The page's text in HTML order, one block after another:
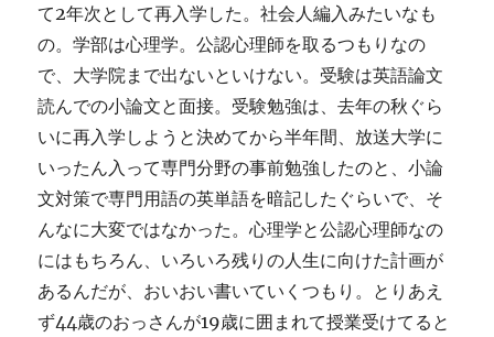
て2年次として再入学した。社会人編入みたいなも
の。学部は心理学。公認心理師を取るつもりなの
で、大学院まで出ないといけない。受験は英語論文
読んでの小論文と面接。受験勉強は、去年の秋ぐら
いに再入学しようと決めてから半年間、放送大学に
いったん入って専門分野の事前勉強したのと、小論
文対策で専門用語の英単語を暗記したぐらいで、そ
んなに大変ではなかった。心理学と公認心理師なの
にはもちろん、いろいろ残りの人生に向けた計画が
あるんだが、おいおい書いていくつもり。とりあえ
ず44歳のおっさんが19歳に囲まれて授業受けてると